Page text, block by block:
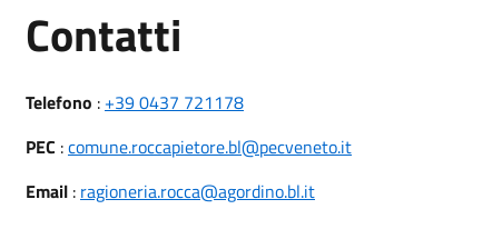
Contatti
Telefono : +39 0437 721178
PEC :comune.roccapietore.bl@pecveneto.it
Email: ragioneria.rocca@agordino.bl.it